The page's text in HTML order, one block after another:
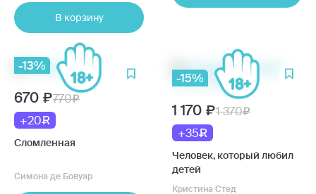
В корзину
-13%
670
770
+20
Сломленная
Симона де Бовуар
-15%
1 170
1 370
+35
Человек, который любил
детей
Кристина Стед